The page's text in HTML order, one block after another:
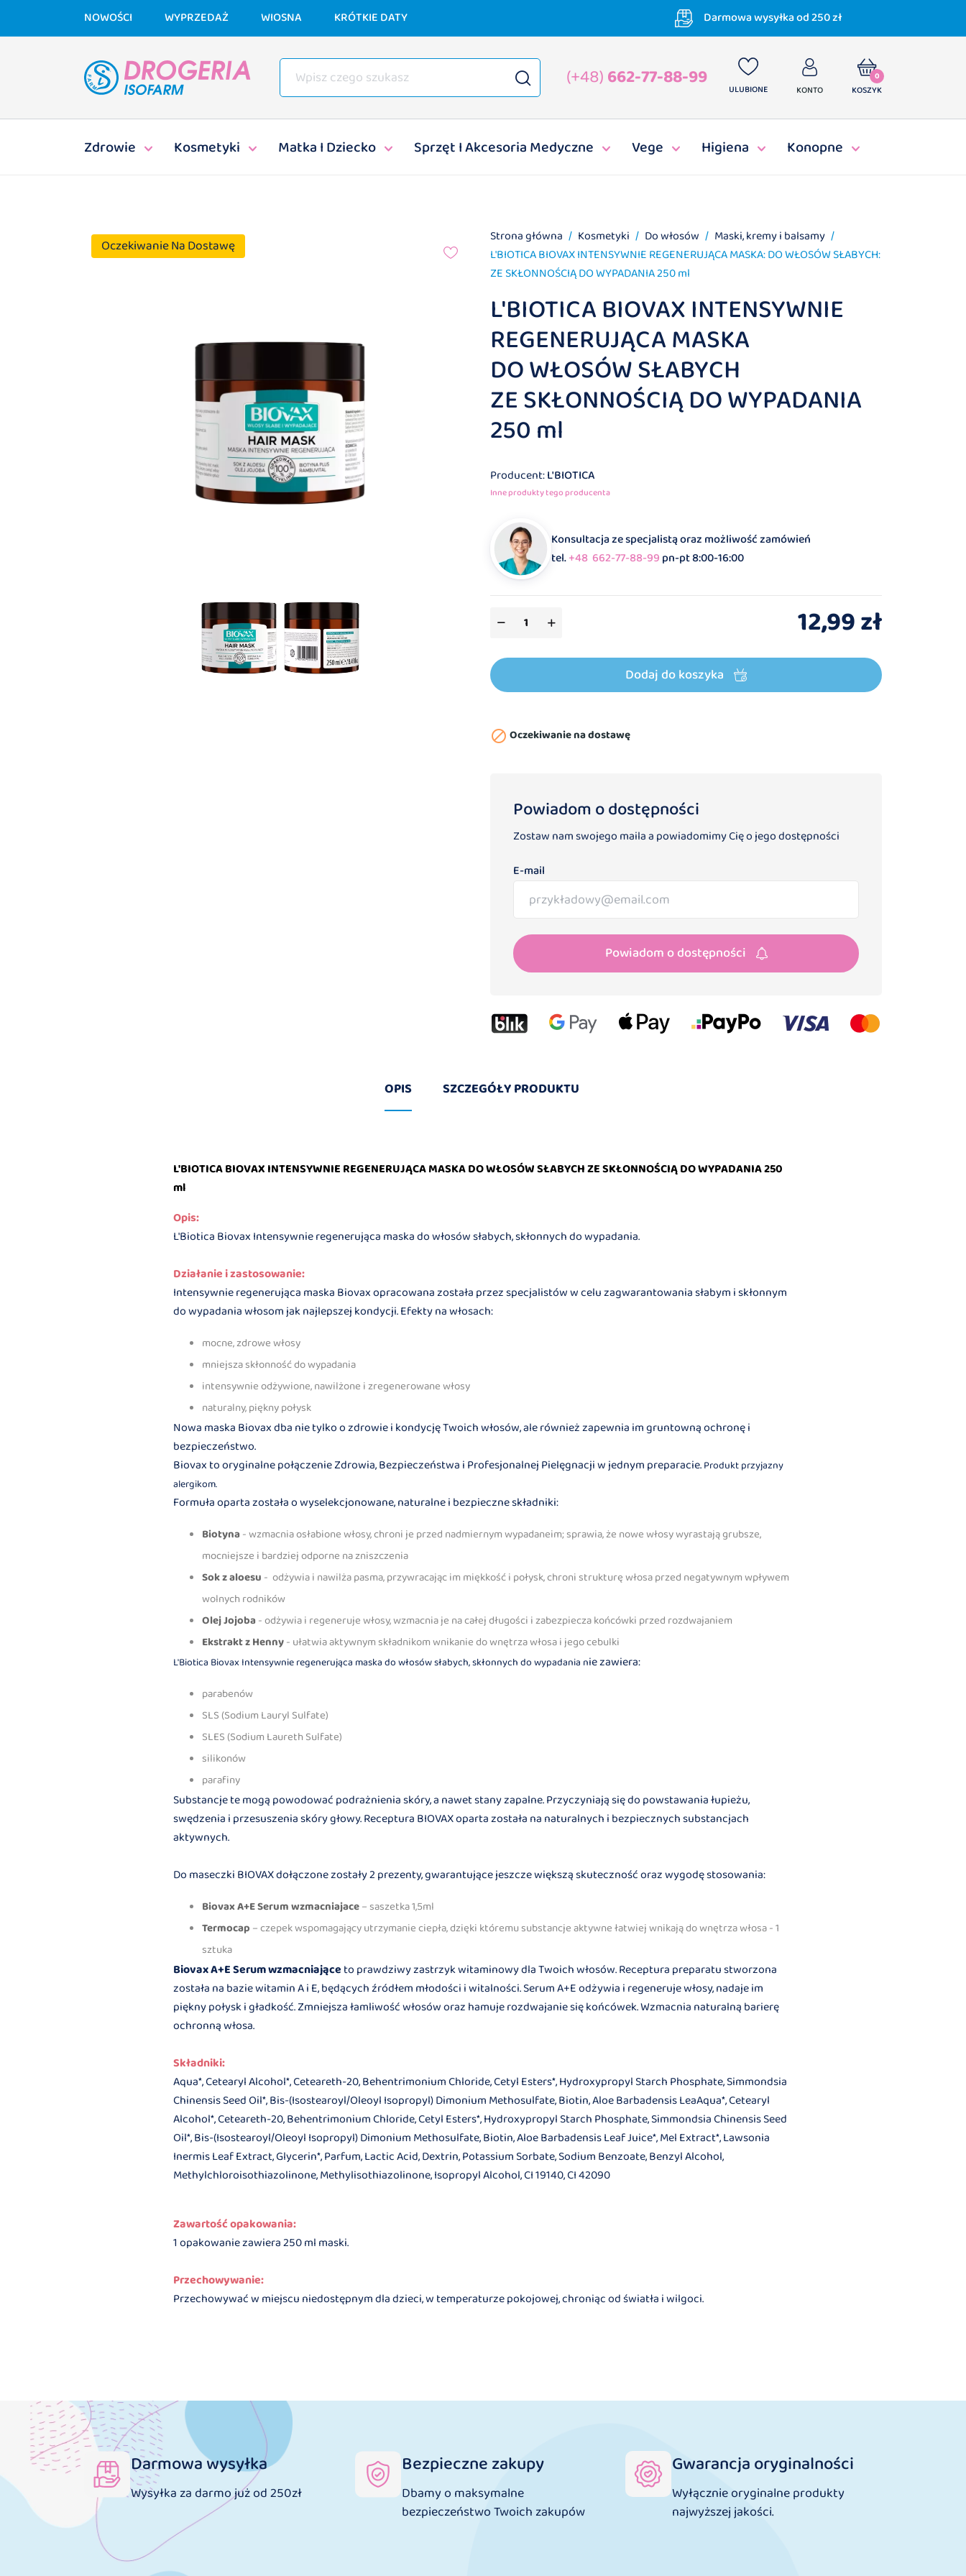
NOWOŚCI WYPRZEDAŻ WIOSNA KRÓTKIE DATY Darmowa wysyłka od 250 zł
(+48)662-77-88-99 ULUBIONE KONTO
0
KOSZYK
Zdrowie Kosmetyki Matka I Dziecko Sprzęt I Akcesoria Medyczne Vege Higiena Konopne
Oczekiwanie Na Dostawę Strona główna Kosmetyki Do włosów
Maski, kremy i balsamy
L'BIOTICA BIOVAX INTENSYWNIE REGENERUJĄCA MASKA: DO WŁOSÓW SŁABYCH:
ZE SKŁONNOŚCIĄ DO WYPADANIA 250 ml
L'BIOTICA BIOVAX INTENSYWNIE
REGENERUJĄCA MASKA
DO WŁOSÓW SŁABYCH
ZE SKŁONNOŚCIĄ DO WYPADANIA
250 ml
Producent:L'BIOTICA
Inne produkty tego producenta
Konsultacja ze specjalistą oraz możliwość zamówień
tel.+48 662-77-88-99 pn-pt 8:00-16:00
12,99 zł
Dodaj do koszyka
 Oczekiwanie na dostawę
Powiadom o dostępności
Zostaw nam swojego maila a powiadomimy Cię o jego dostępności
E-mail
Powiadom o dostępności
OPIS SZCZEGÓŁY PRODUKTU
L'BIOTICA BIOVAX INTENSYWNIE REGENERUJĄCA MASKA DO WŁOSÓW SŁABYCH ZE SKŁONNOŚCIĄ DO WYPADANIA 250
ml
Opis:
L'Biotica Biovax Intensywnie regenerująca maska do włosów słabych, skłonnych do wypadania.
Działanie i zastosowanie:
Intensywnie regenerująca maska Biovax opracowana została przez specjalistów w celu zagwarantowania słabym i skłonnym
do wypadania włosom jak najlepszej kondycji. Efekty na włosach:
mocne, zdrowe włosy
mniejsza skłonność do wypadania
intensywnie odżywione, nawilżone i zregenerowane włosy
naturalny, piękny połysk
Nowa maska Biovax dba nie tylko o zdrowie i kondycję Twoich włosów, ale również zapewnia im gruntowną ochronę i
bezpieczeństwo.
Biovax to oryginalne połączenie Zdrowia, Bezpieczeństwa i Profesjonalnej Pielęgnacji w jednym preparacie.Produkt przyjazny
alergikom.
Formuła oparta została o wyselekcjonowane, naturalne i bezpieczne składniki:
Biotyna- wzmacnia osłabione włosy, chroni je przed nadmiernym wypadaneim; sprawia, że nowe włosy wyrastają grubsze,
mocniejsze i bardziej odporne na zniszczenia
Sok z aloesu - odżywia i nawilża pasma, przywracając im miękkość i połysk, chroni strukturę włosa przed negatywnym wpływem
wolnych rodników
Olej Jojoba- odżywia i regeneruje włosy, wzmacnia je na całej długości i zabezpiecza końcówki przed rozdwajaniem
Ekstrakt z Henny- ułatwia aktywnym składnikom wnikanie do wnętrza włosa i jego cebulki
L'Biotica Biovax Intensywnie regenerująca maska do włosów słabych, skłonnych do wypadania nie zawiera:
parabenów
SLS (Sodium Lauryl Sulfate)
SLES (Sodium Laureth Sulfate)
silikonów
​parafiny
Substancje te mogą powodować podrażnienia skóry, a nawet stany zapalne. Przyczyniają się do powstawania łupieżu,
swędzenia i przesuszenia skóry głowy. Receptura BIOVAX oparta została na naturalnych i bezpiecznych substancjach
aktywnych.
Do maseczki BIOVAX dołączone zostały 2 prezenty, gwarantujące jeszcze większą skuteczność oraz wygodę stosowania:
Biovax A+E Serum wzmacniajace– saszetka 1,5ml
Termocap – czepek wspomagający utrzymanie ciepła, dzięki któremu substancje aktywne łatwiej wnikają do wnętrza włosa - 1
sztuka
Biovax A+E Serum wzmacniająceto prawdziwy zastrzyk witaminowy dla Twoich włosów. Receptura preparatu stworzona
została na bazie witamin A i E, będących źródłem młodości i witalności. Serum A+E odżywia i regeneruje włosy, nadaje im
piękny połysk i gładkość. Zmniejsza łamliwość włosów oraz hamuje rozdwajanie się końcówek. Wzmacnia naturalną barierę
ochronną włosa.
Składniki:
Aqua*, Cetearyl Alcohol*, Ceteareth-20, Behentrimonium Chloride, Cetyl Esters*, Hydroxypropyl Starch Phosphate, Simmondsia
Chinensis Seed Oil*, Bis-(Isostearoyl/Oleoyl Isopropyl) Dimonium Methosulfate, Biotin, Aloe Barbadensis LeaAqua*, Cetearyl
Alcohol*, Ceteareth-20, Behentrimonium Chloride, Cetyl Esters*, Hydroxypropyl Starch Phosphate, Simmondsia Chinensis Seed
Oil*, Bis-(Isostearoyl/Oleoyl Isopropyl) Dimonium Methosulfate, Biotin, Aloe Barbadensis Leaf Juice*, Mel Extract*, Lawsonia
Inermis Leaf Extract, Glycerin*, Parfum, Lactic Acid, Dextrin, Potassium Sorbate, Sodium Benzoate, Benzyl Alcohol,
Methylchloroisothiazolinone, Methylisothiazolinone, Isopropyl Alcohol, CI 19140, CI 42090
Zawartość opakowania:
1 opakowanie zawiera 250 ml maski.
Przechowywanie:
Przechowywać w miejscu niedostępnym dla dzieci, w temperaturze pokojowej, chroniąc od światła i wilgoci.
Darmowa wysyłka
Wysyłka za darmo już od 250zł
Bezpieczne zakupy
Dbamy o maksymalne
bezpieczeństwo Twoich zakupów
Gwarancja oryginalności
Wyłącznie oryginalne produkty
najwyższej jakości.